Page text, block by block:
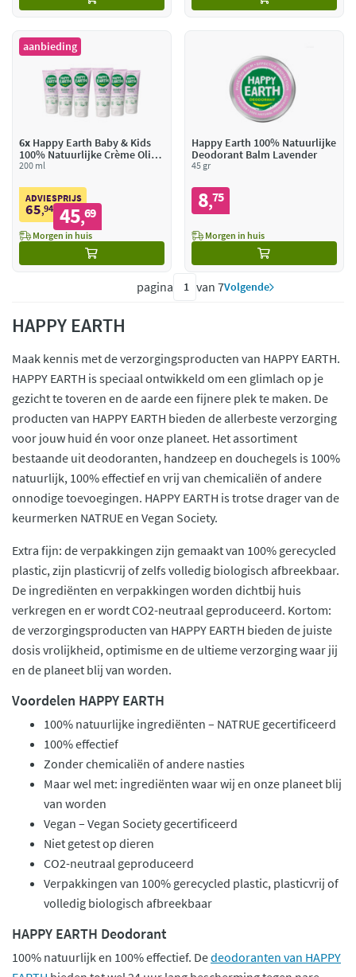
aanbieding
6x Happy Earth Baby & Kids
100% Natuurlijke Crème Olie
Wasgel
200 ml
ADVIESPRIJS
65,94 45,69
Morgen in huis
Happy Earth 100% Natuurlijke
Deodorant Balm Lavender
45 gr
8,75
Morgen in huis
pagina van 7Volgende
HAPPY EARTH
Maak kennis met de verzorgingsproducten van HAPPY EARTH.
HAPPY EARTH is speciaal ontwikkeld om een glimlach op je
gezicht te toveren en de aarde een fijnere plek te maken. De
producten van HAPPY EARTH bieden de allerbeste verzorging
voor jouw huid én voor onze planeet. Het assortiment
bestaande uit deodoranten, handzeep en douchegels is 100%
natuurlijk, 100% effectief en vrij van chemicaliën of andere
onnodige toevoegingen. HAPPY EARTH is trotse drager van de
keurmerken NATRUE en Vegan Society.
Extra fijn: de verpakkingen zijn gemaakt van 100% gerecycled
plastic, zijn plasticvrij of zelfs volledig biologisch afbreekbaar.
De ingrediënten en verpakkingen worden dichtbij huis
verkregen en er wordt CO2-neutraal geproduceerd. Kortom:
de verzorgingsproducten van HAPPY EARTH bieden de juiste
dosis vrolijkheid, optimisme en de ultieme verzorging waar jij
en de planeet blij van worden.
Voordelen HAPPY EARTH
100% natuurlijke ingrediënten – NATRUE gecertificeerd
100% effectief
Zonder chemicaliën of andere nasties
Maar wel met: ingrediënten waar wij en onze planeet blij
van worden
Vegan – Vegan Society gecertificeerd
Niet getest op dieren
CO2-neutraal geproduceerd
Verpakkingen van 100% gerecycled plastic, plasticvrij of
volledig biologisch afbreekbaar
HAPPY EARTH Deodorant
100% natuurlijk en 100% effectief. Dedeodoranten van HAPPY